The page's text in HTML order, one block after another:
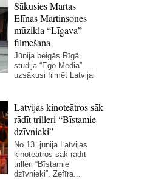
Sākusies Martas
Elīnas Martinsones
mūzikla “Līgava”
filmēšana
Jūnija beigās Rīgā
studija “Ego Media”
uzsākusi filmēt Latvijai
Latvijas kinoteātros sāk
rādīt trilleri “Bīstamie
dzīvnieki”
No 13. jūnija Latvijas
kinoteātros sāk rādīt
trilleri “Bīstamie
dzīvnieki”. Zefīra...